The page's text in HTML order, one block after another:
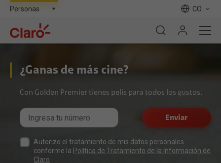
CO
¿Ganas de más cine?
Con Golden Premier tienes pelis para todos los gustos.
Enviar
Autorizo el tratamiento de mis datos personales
conforme la Política de Tratamiento de la Información de
Claro